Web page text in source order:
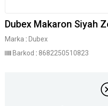
Dubex Makaron Siyah
Marka : Dubex
Barkod : 8682250510823